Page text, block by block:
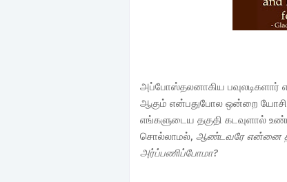
அப்போஸ்தலனாகிய பவுலடிகளார்
ஆகும் என்பதுபோல ஒன்றை
எங்களுடைய தகுதி கடவுளால்
சொல்லாமல், ஆண்டவரே என்னை
அர்ப்பணிப்போமா?